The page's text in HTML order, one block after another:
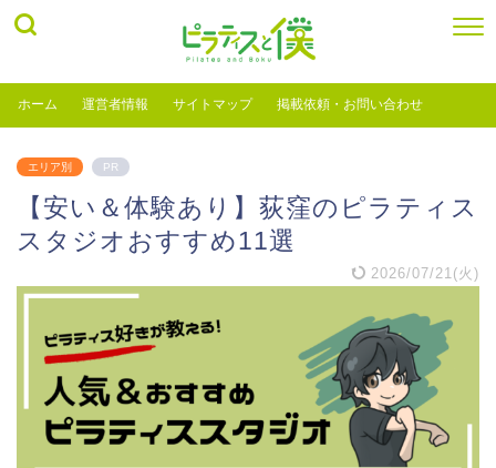
ホーム 運営者情報 サイトマップ 掲載依頼・お問い合わせ
エリア別 PR
【安い＆体験あり】荻窪のピラティス
スタジオおすすめ11選
2026/07/21(火)